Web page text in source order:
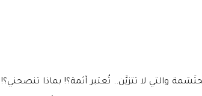
والتي لا تتزيَّن.. تُعتبر آثمة؟! بماذا